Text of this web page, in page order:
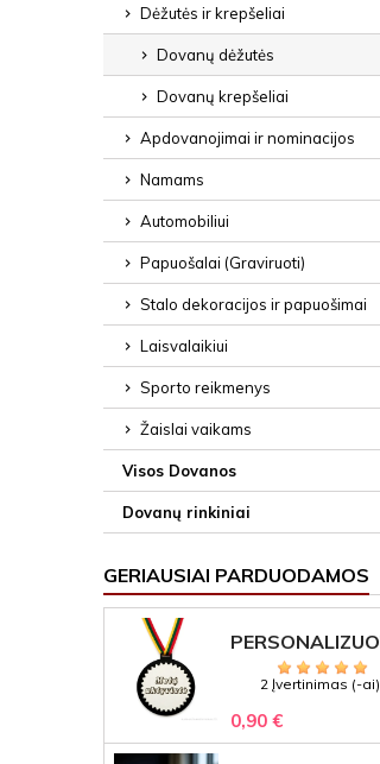
Dėžutės ir krepšeliai
Dovanų dėžutės
Dovanų krepšeliai
Apdovanojimai ir nominacijos
Namams
Automobiliui
Papuošalai (Graviruoti)
Stalo dekoracijos ir papuošimai
Laisvalaikiui
Sporto reikmenys
Žaislai vaikams
Visos Dovanos
Dovanų rinkiniai
GERIAUSIAI PARDUODAMOS
2 Įvertinimas (-ai)
0,90 €